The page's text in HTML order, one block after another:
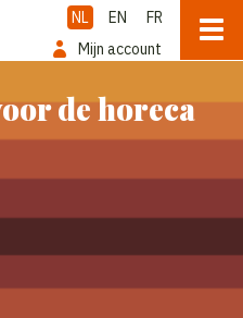
NL EN
FR
Mijn account
de horeca